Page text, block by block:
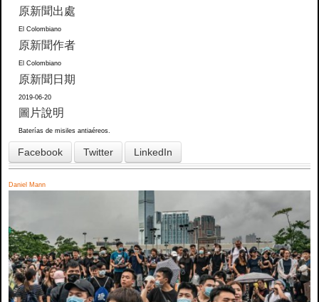
原新聞出處
El Colombiano
原新聞作者
El Colombiano
原新聞日期
2019-06-20
圖片說明
Baterías de misiles antiaéreos.
Facebook Twitter LinkedIn
Daniel Mann